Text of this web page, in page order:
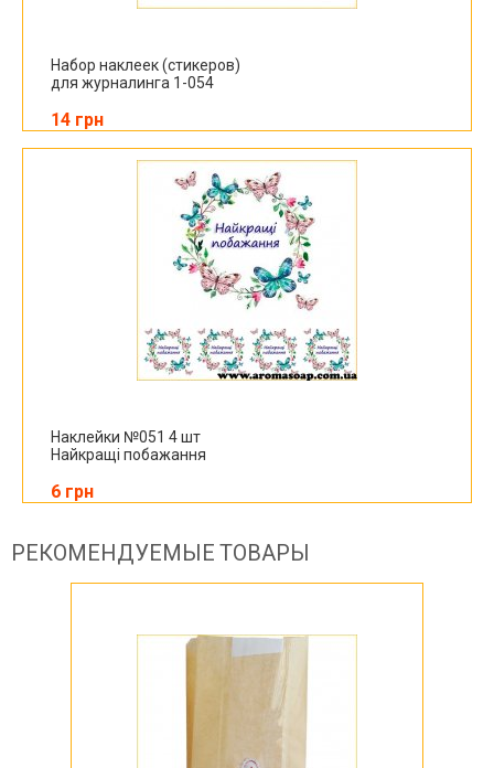
Набор наклеек (стикеров)
для журналинга 1-054
14 грн
Наклейки №051 4 шт
Найкращі побажання
6 грн
РЕКОМЕНДУЕМЫЕ ТОВАРЫ